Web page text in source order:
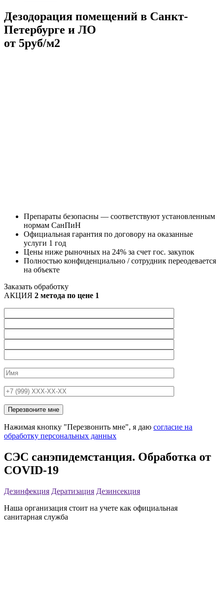
Дезодорация помещений в Санкт-
Петербурге и ЛО
от 5руб/м2
Препараты безопасны — соответствуют установленным
нормам СанПиН
Официальная гарантия по договору на оказанные
услуги 1 год
Цены ниже рыночных на 24% за счет гос. закупок
Полностью конфиденциально / сотрудник переодевается
на объекте
Заказать обработку
АКЦИЯ 2 метода по цене 1
Нажимая кнопку "Перезвонить мне", я даю согласие на
обработку персональных данных
СЭС санэпидемстанция. Обработка от
COVID-19
Дезинфекция Дератизация Дезинсекция
Наша организация стоит на учете как официальная
санитарная служба